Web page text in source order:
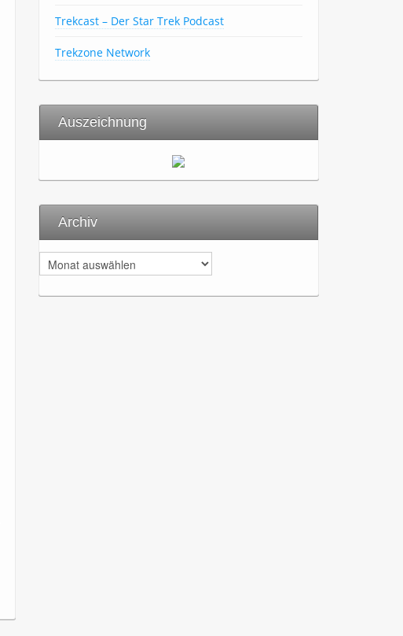
Trekcast – Der Star Trek Podcast
Trekzone Network
Auszeichnung
Archiv
r
c